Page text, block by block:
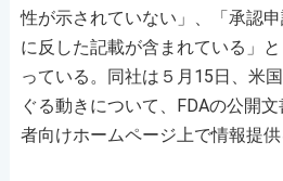
性が示されていない」、「承認
に反した記載が含まれている」
っている。同社は５月15日、米
ぐる動きについて、FDAの公開
者向けホームページ上で情報提供